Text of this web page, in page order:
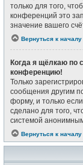
только для того,
конференций это
значение вашего
Вернуться к началу
Когда я щёлкаю по
конференцию!
Только
сообщения другим
форму, и только
сделано для того,
системой
Вернуться к началу